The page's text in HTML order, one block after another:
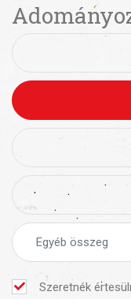
Szeretnék